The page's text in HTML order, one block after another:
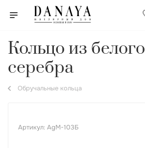
Кольцо из белого
серебра
Обручальные кольца
Артикул: AgМ-103Б